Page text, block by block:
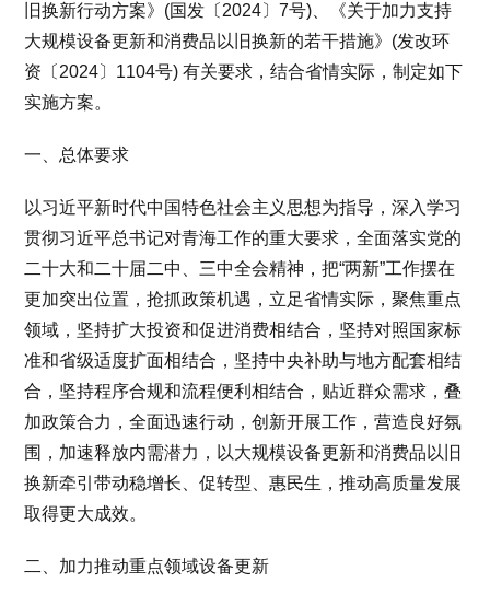
旧换新行动方案》(国发〔2024〕7号)、《关于加力支持
大规模设备更新和消费品以旧换新的若干措施》(发改环
资〔2024〕1104号) 有关要求，结合省情实际，制定如下
实施方案。
一、总体要求
以习近平新时代中国特色社会主义思想为指导，深入学习
贯彻习近平总书记对青海工作的重大要求，全面落实党的
二十大和二十届二中、三中全会精神，把“两新”工作摆在
更加突出位置，抢抓政策机遇，立足省情实际，聚焦重点
领域，坚持扩大投资和促进消费相结合，坚持对照国家标
准和省级适度扩面相结合，坚持中央补助与地方配套相结
合，坚持程序合规和流程便利相结合，贴近群众需求，叠
加政策合力，全面迅速行动，创新开展工作，营造良好氛
围，加速释放内需潜力，以大规模设备更新和消费品以旧
换新牵引带动稳增长、促转型、惠民生，推动高质量发展
取得更大成效。
二、加力推动重点领域设备更新